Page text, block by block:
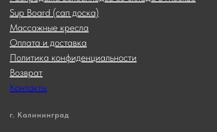
Sup Board (сап доска)
Массажные кресла
Оплата и доставка
Политика конфиденциальности
Возврат
Контакты
г. Калининград